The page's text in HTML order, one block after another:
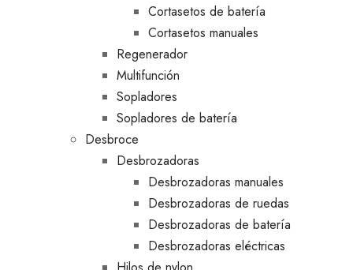
Cortasetos de batería
Cortasetos manuales
Regenerador
Multifunción
Sopladores
Sopladores de batería
Desbroce
Desbrozadoras
Desbrozadoras manuales
Desbrozadoras de ruedas
Desbrozadoras de batería
Desbrozadoras eléctricas